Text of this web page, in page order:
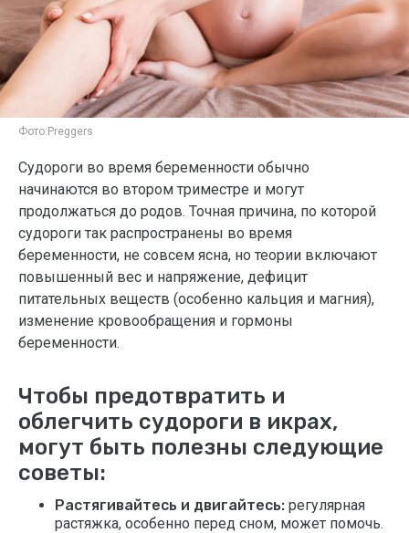
Фото: Preggers
Судороги во время беременности обычно
начинаются во втором триместре и могут
продолжаться до родов. Точная причина, по которой
судороги так распространены во время
беременности, не совсем ясна, но теории включают
повышенный вес и напряжение, дефицит
питательных веществ (особенно кальция и магния),
изменение кровообращения и гормоны
беременности.
Чтобы предотвратить и
облегчить судороги в икрах,
могут быть полезны следующие
советы:
Растягивайтесь и двигайтесь: регулярная
растяжка, особенно перед сном, может помочь.